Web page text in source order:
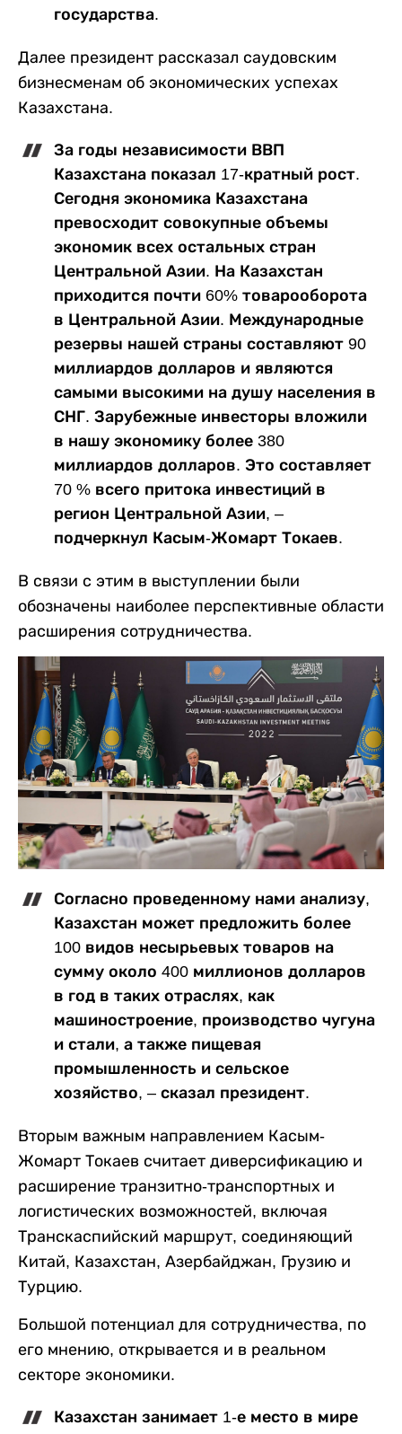
государства.
Далее президент рассказал саудовским
бизнесменам об экономических успехах
Казахстана.
За годы независимости ВВП
Казахстана показал 17-кратный рост.
Сегодня экономика Казахстана
превосходит совокупные объемы
экономик всех остальных стран
Центральной Азии. На Казахстан
приходится почти 60% товарооборота
в Центральной Азии. Международные
резервы нашей страны составляют 90
миллиардов долларов и являются
самыми высокими на душу населения в
СНГ. Зарубежные инвесторы вложили
в нашу экономику более 380
миллиардов долларов. Это составляет
70 % всего притока инвестиций в
регион Центральной Азии, –
подчеркнул Касым-Жомарт Токаев.
В связи с этим в выступлении были
обозначены наиболее перспективные области
расширения сотрудничества.
Согласно проведенному нами анализу,
Казахстан может предложить более
100 видов несырьевых товаров на
сумму около 400 миллионов долларов
в год в таких отраслях, как
машиностроение, производство чугуна
и стали, а также пищевая
промышленность и сельское
хозяйство, – сказал президент.
Вторым важным направлением Касым-
Жомарт Токаев считает диверсификацию и
расширение транзитно-транспортных и
логистических возможностей, включая
Транскаспийский маршрут, соединяющий
Китай, Казахстан, Азербайджан, Грузию и
Турцию.
Большой потенциал для сотрудничества, по
его мнению, открывается и в реальном
секторе экономики.
Казахстан занимает 1-е место в мире